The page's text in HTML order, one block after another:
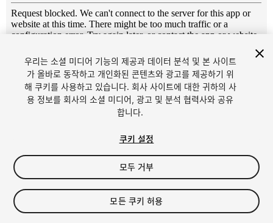
1/4
$30
세금/부가세는 결제 시 반영됩니다.
우리는 소셜 미디어 기능의 제공과 데이터 분석 및 본 사이트
가 올바로 동작하고 개인화된 콘텐츠와 광고를 제공하기 위
해 쿠키를 사용하고 있습니다. 회사 사이트에 대한 귀하의 사
용 정보를 회사의 소셜 미디어, 광고 및 분석 협력사와 공유
합니다.
쿠키 설정
모두 거부
모든 쿠키 허용